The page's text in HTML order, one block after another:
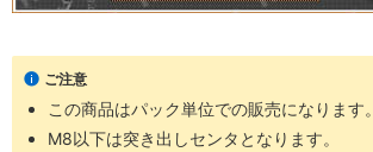
ご注意
この商品はパック単位での販売になります。
M8以下は突き出しセンタとなります。